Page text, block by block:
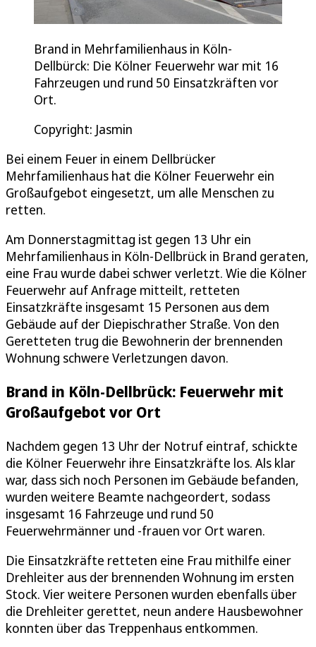
Brand in Mehrfamilienhaus in Köln-
Dellbürck: Die Kölner Feuerwehr war mit 16
Fahrzeugen und rund 50 Einsatzkräften vor
Ort.
Copyright: Jasmin
Bei einem Feuer in einem Dellbrücker
Mehrfamilienhaus hat die Kölner Feuerwehr ein
Großaufgebot eingesetzt, um alle Menschen zu
retten.
Am Donnerstagmittag ist gegen 13 Uhr ein
Mehrfamilienhaus in Köln-Dellbrück in Brand geraten,
eine Frau wurde dabei schwer verletzt. Wie die Kölner
Feuerwehr auf Anfrage mitteilt, retteten
Einsatzkräfte insgesamt 15 Personen aus dem
Gebäude auf der Diepischrather Straße. Von den
Geretteten trug die Bewohnerin der brennenden
Wohnung schwere Verletzungen davon.
Brand in Köln-Dellbrück: Feuerwehr mit
Großaufgebot vor Ort
Nachdem gegen 13 Uhr der Notruf eintraf, schickte
die Kölner Feuerwehr ihre Einsatzkräfte los. Als klar
war, dass sich noch Personen im Gebäude befanden,
wurden weitere Beamte nachgeordert, sodass
insgesamt 16 Fahrzeuge und rund 50
Feuerwehrmänner und -frauen vor Ort waren.
Die Einsatzkräfte retteten eine Frau mithilfe einer
Drehleiter aus der brennenden Wohnung im ersten
Stock. Vier weitere Personen wurden ebenfalls über
die Drehleiter gerettet, neun andere Hausbewohner
konnten über das Treppenhaus entkommen.